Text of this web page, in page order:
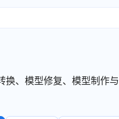
、模型修复、模型制作